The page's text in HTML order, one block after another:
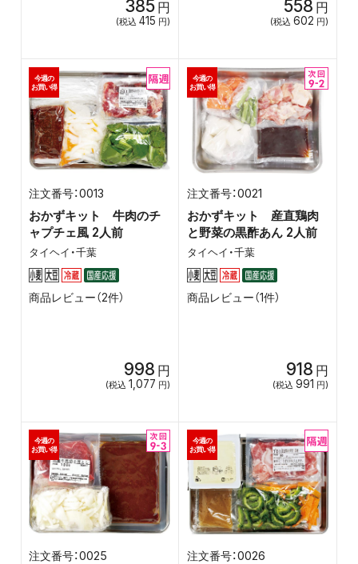
385 円
(税込 415 円)
558 円
(税込 602 円)
0013
おかずキット 牛肉のチ
ャプチェ風 2人前
タイヘイ・千葉
今週の
お買い得
商品レビュー（2件）
998 円
(税込 1,077 円)
0021
おかずキット 産直鶏肉
と野菜の黒酢あん 2人前
タイヘイ・千葉
今週の
お買い得
商品レビュー（1件）
918 円
(税込 991 円)
0025
今週の
お買い得
0026
今週の
お買い得